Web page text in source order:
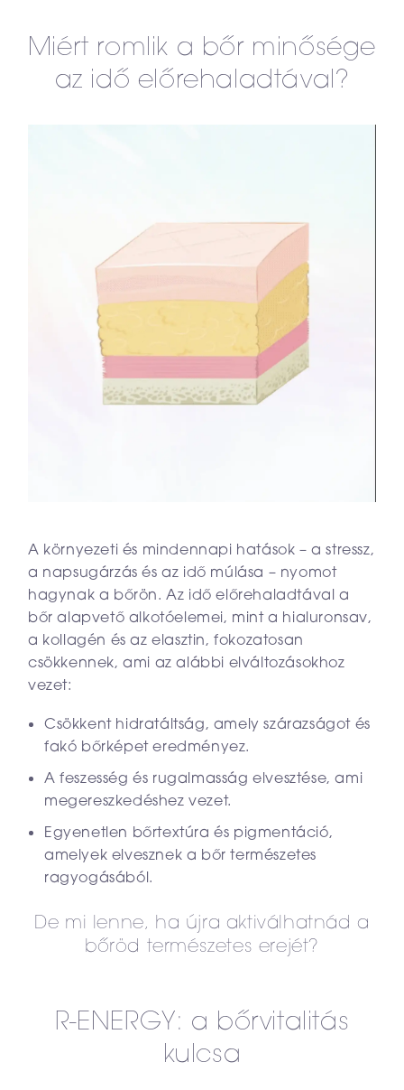
Miért romlik a bőr minősége
az idő előrehaladtával?
A környezeti és mindennapi hatások – a stressz,
a napsugárzás és az idő múlása – nyomot
hagynak a bőrön. Az idő előrehaladtával a
bőr alapvető alkotóelemei, mint a hialuronsav,
a kollagén és az elasztin, fokozatosan
csökkennek, ami az alábbi elváltozásokhoz
vezet:
Csökkent hidratáltság, amely szárazságot és
fakó bőrképet eredményez.
A feszesség és rugalmasság elvesztése, ami
megereszkedéshez vezet.
Egyenetlen bőrtextúra és pigmentáció,
amelyek elvesznek a bőr természetes
ragyogásából.
De mi lenne, ha újra aktiválhatnád a
bőröd természetes erejét?
R-ENERGY: a bőrvitalitás
kulcsa